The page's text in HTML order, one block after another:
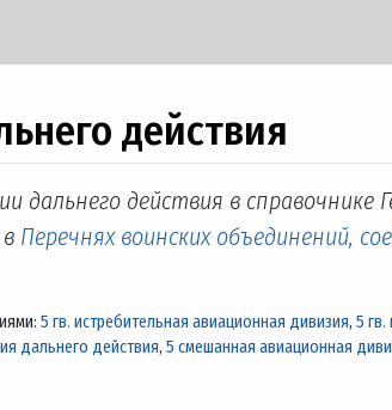
действия
дальнего действия в
Перечнях воинских объединений,
5 гв. истребительная авиационная дивизия, 5
дальнего действия, 5 смешанная авиационная